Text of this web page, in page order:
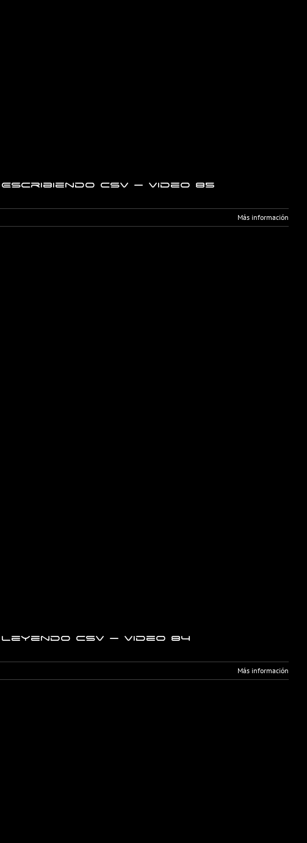
CSV – Video 85
Más información
CSV – Video 84
Más información